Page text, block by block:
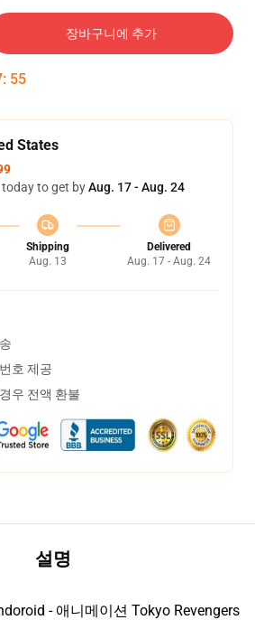
장바구니에 추가
: 54
States
to get byAug. 17 - Aug. 24
Shipping
Aug. 13
Delivered
Aug. 17 - Aug. 24
호 제공
우 전액 환불
설명
- 애니메이션 Tokyo Revengers